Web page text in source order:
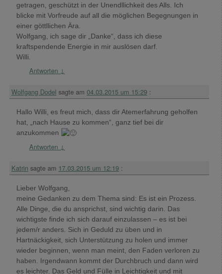
getragen, geschützt in der Unendllichkeit des Alls. Ich
blicke mit Vorfreude auf all die möglichen Begegnungen in
einer göttllichen Ära.
Wolfgang, ich sage dir „Danke“, dass ich diese
kraftspendende Energie in mir auslösen darf.
Willi.
Antworten ↓
Wolfgang Dodel sagte am 04.03.2015 um 15:29 :
Hallo Willi, es freut mich, dass dir Atemerfahrung geholfen
hat, „nach Hause zu kommen“, ganz tief bei dir
anzukommen
Antworten ↓
Katrin sagte am 17.03.2015 um 12:19 :
Lieber Wolfgang,
meine Gedanken zu dem Thema sind: Es ist ein Prozess.
Alle Dinge, die du ansprichst, sind wichtig darin. Das
wichtigste finde ich sich darauf einzulassen – es ist bei
jedem/r anders. Sich in Geduld zu üben und in
Hartnäckigkeit, sich Unterstützung zu holen und immer
wieder beginnen, wenn man meint, den Faden verloren zu
haben. Irgendwann kommt der Durchbruch und dann wird
es leichter. Das Geld und Fülle in Leichtigkeit und mit